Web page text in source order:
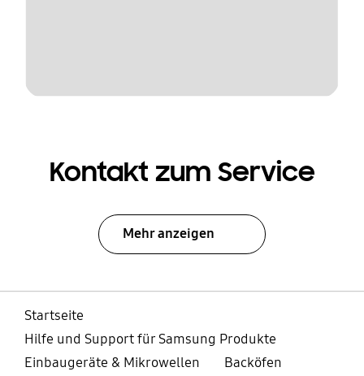
Kontakt zum Service
Mehr anzeigen
Startseite
Hilfe und Support für Samsung Produkte
Einbaugeräte & Mikrowellen
Backöfen